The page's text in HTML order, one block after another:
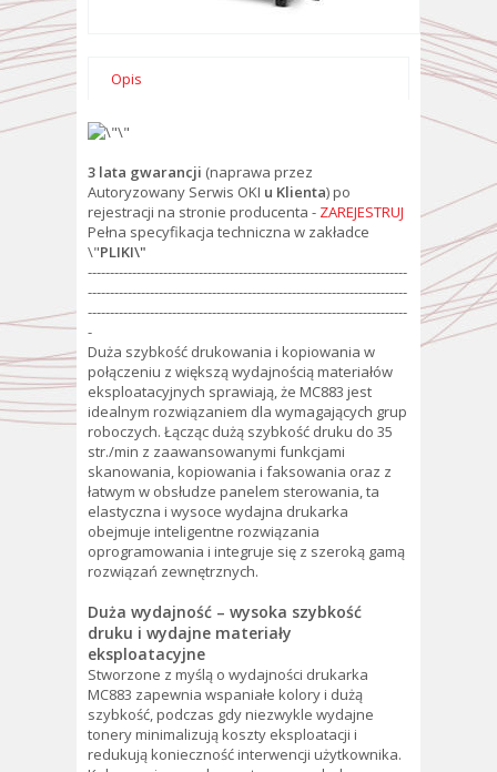
Opis
3 lata gwarancji (naprawa przez
Autoryzowany Serwis OKI u Klienta) po
rejestracji na stronie producenta - ZAREJESTRUJ
Pełna specyfikacja techniczna w zakładce
\"PLIKI\"
------------------------------------------------------------------------
------------------------------------------------------------------------
------------------------------------------------------------------------
-
Duża szybkość drukowania i kopiowania w
połączeniu z większą wydajnością materiałów
eksploatacyjnych sprawiają, że MC883 jest
idealnym rozwiązaniem dla wymagających grup
roboczych. Łącząc dużą szybkość druku do 35
str./min z zaawansowanymi funkcjami
skanowania, kopiowania i faksowania oraz z
łatwym w obsłudze panelem sterowania, ta
elastyczna i wysoce wydajna drukarka
obejmuje inteligentne rozwiązania
oprogramowania i integruje się z szeroką gamą
rozwiązań zewnętrznych.
Duża wydajność – wysoka szybkość
druku i wydajne materiały
eksploatacyjne
Stworzone z myślą o wydajności drukarka
MC883 zapewnia wspaniałe kolory i dużą
szybkość, podczas gdy niezwykle wydajne
tonery minimalizują koszty eksploatacji i
redukują konieczność interwencji użytkownika.